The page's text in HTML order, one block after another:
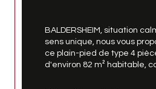
BALDERSHEIM, situation
sens unique, nous vous
ce plain-pied de type 4
d'environ 82 m² habitable,